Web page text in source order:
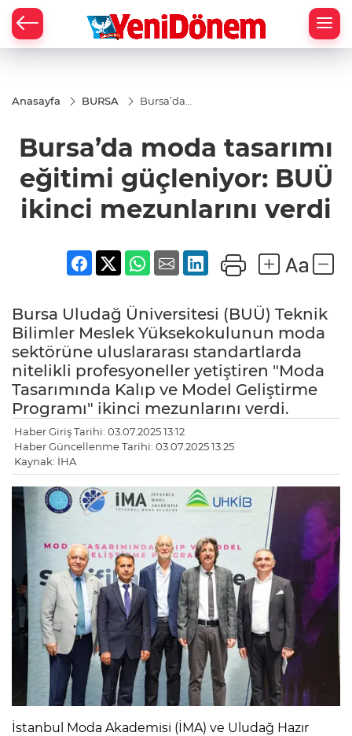
Anasayfa BURSA
Bursa’da
güçleniyor:
mezunlarını
verdi
Bursa’da moda tasarımı
eğitimi güçleniyor: BUÜ
ikinci mezunlarını verdi
Bursa Uludağ Üniversitesi (BUÜ) Teknik
Bilimler Meslek Yüksekokulunun moda
sektörüne uluslararası standartlarda
nitelikli profesyoneller yetiştiren "Moda
Tasarımında Kalıp ve Model Geliştirme
Programı" ikinci mezunlarını verdi.
Haber Giriş Tarihi: 03.07.2025 13:12
Haber Güncellenme Tarihi: 03.07.2025 13:25
Kaynak: İHA
İstanbul Moda Akademisi (İMA) ve Uludağ Hazır